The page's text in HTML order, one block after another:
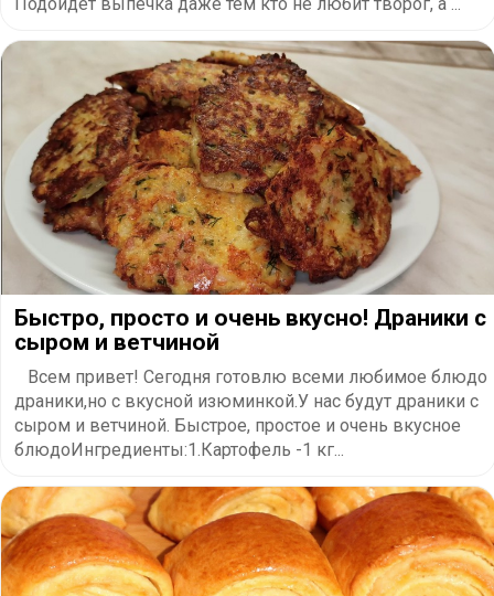
Быстро, просто и очень вкусно! Драники с
сыром и ветчиной
Всем привет! Сегодня готовлю всеми любимое блюдо
драники,но с вкусной изюминкой.У нас будут драники с
сыром и ветчиной. Быстрое, простое и очень вкусное
блюдоИнгредиенты:1.Картофель -1 кг...